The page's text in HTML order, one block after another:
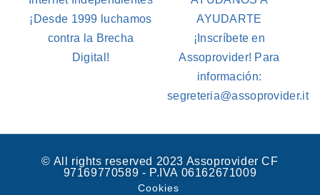
¡Desde 1999 luchamos
contra la Brecha
Digital!
AYUDARTE
¡Inscríbete en
Assoprovider! Para
información:
segreteria@assoprovider.it
© All rights reserved 2023 Assoprovider CF
97169770589 - P.IVA 06162671009
Cookies